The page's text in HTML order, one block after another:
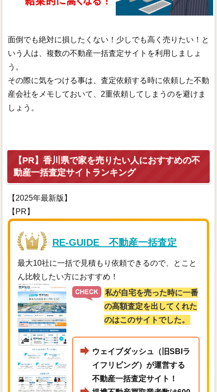
面倒でも絶対に損したくない！少しでも高く売りたい！と
いう人は、複数の不動産一括査定サイトを利用しましょ
う。
その際に気をつける事は、査定依頼する時に依頼した不動
産会社をメモしておいて、2重依頼してしまうのを避けま
しょう。
【PR】香川県で家を売りたい人におすすめの不
動産一括査定サイトランキング
【2025年最新版】
【PR】
RE-GUIDE 不動産一括査定
最大10社に一括で見積もり依頼できるので、とこと
ん比較したい方におすすめ！
私が自宅を売った時に一番
の高額査定を出してくれた
のはこのサイトでした。
ウェイブダッシュ（旧SBIラ
イフリビング）が運営する
不動産一括査定サイト！